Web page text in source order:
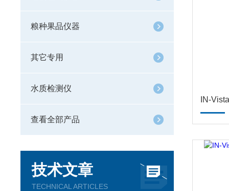
粮种果品仪器
其它专用
水质检测仪
查看全部产品
技术文章
TECHNICAL ARTICLES
IN-